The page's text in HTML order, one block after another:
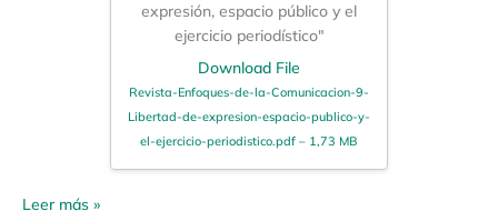
expresión, espacio público y el
ejercicio periodístico"
Download File
Revista-Enfoques-de-la-Comunicacion-9-
Libertad-de-expresion-espacio-publico-y-
el-ejercicio-periodistico.pdf – 1,73 MB
Leer más »